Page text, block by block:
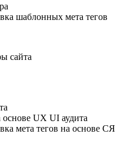
шаблонных мета тегов
сайта
UX UI аудита
мета тегов на основе СЯ